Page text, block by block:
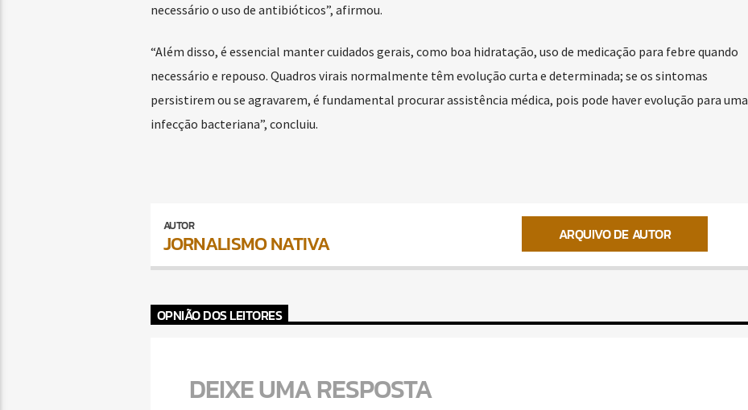
necessário o uso de antibióticos”, afirmou.
“Além disso, é essencial manter cuidados gerais, como boa hidratação, uso de medicação para febre quando
necessário e repouso. Quadros virais normalmente têm evolução curta e determinada; se os sintomas
persistirem ou se agravarem, é fundamental procurar assistência médica, pois pode haver evolução para uma
infecção bacteriana”, concluiu.
AUTOR
JORNALISMO NATIVA ARQUIVO DE AUTOR
OPNIÃO DOS LEITORES
DEIXE UMA RESPOSTA